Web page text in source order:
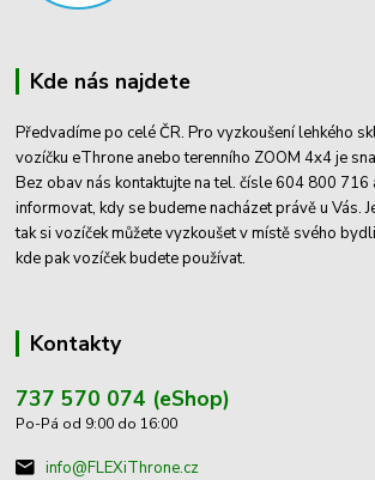
Kde nás najdete
Předvadíme po celé ČR. Pro vyzkoušení lehkého
vozíčku eThrone anebo terenního ZOOM 4x4 je
Bez obav nás kontaktujte na tel. čísle 604 800 716
informovat, kdy se budeme nacházet právě u Vás.
tak si vozíček můžete vyzkoušet v místě svého
kde pak vozíček budete používat.
Kontakty
737 570 074 (eShop)
Po-Pá od 9:00 do 16:00
info@FLEXiThrone.cz